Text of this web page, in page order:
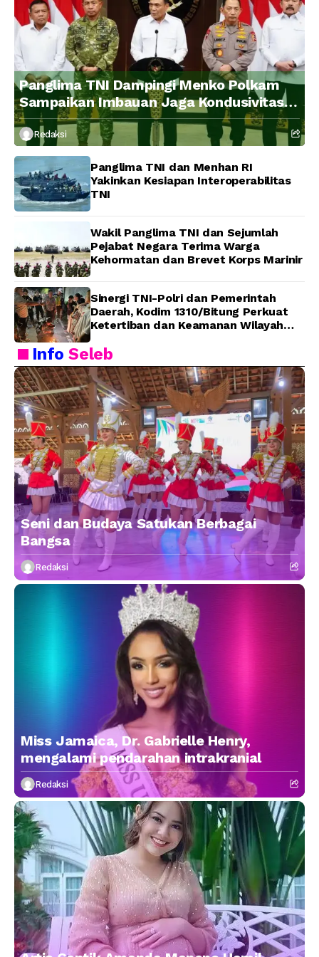
Panglima TNI Dampingi Menko Polkam
Sampaikan Imbauan Jaga Kondusivitas
Bangsa
Redaksi
Panglima TNI dan Menhan RI
Yakinkan Kesiapan Interoperabilitas
TNI
Wakil Panglima TNI dan Sejumlah
Pejabat Negara Terima Warga
Kehormatan dan Brevet Korps Marinir
Sinergi TNI-Polri dan Pemerintah
Daerah, Kodim 1310/Bitung Perkuat
Ketertiban dan Keamanan Wilayah
InfoSeleb
Seni dan Budaya Satukan Berbagai
Bangsa
Redaksi
Miss Jamaica, Dr. Gabrielle Henry,
mengalami pendarahan intrakranial
Redaksi